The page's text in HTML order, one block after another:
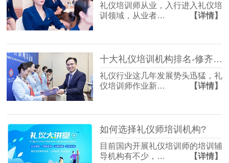
礼仪培训师从业，入行进入礼仪培
训领域，从业者…
【详情】
十大礼仪培训机构排名-修齐礼仪
礼仪行业这几年发展势头迅猛，礼
仪培训师作业新…
【详情】
如何选择礼仪师培训机构?
目前国内开展礼仪培训师的培训辅
导机构有不少，…
【详情】